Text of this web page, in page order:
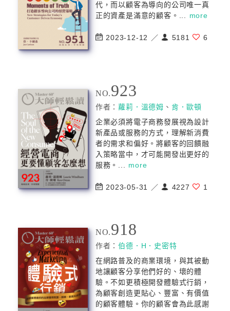
代，而以顧客為導向的公司唯一真
正的資產是滿意的顧客。... more
2023-12-12 ／ 5181 6
NO.923
作者：蘿莉．溫德姆 、 肯．歐頓
企業必須將電子商務發展視為設計
新產品或服務的方式，理解新消費
者的需求和偏好。將顧客的回饋融
入策略當中，才可能開發出更好的
服務。... more
2023-05-31 ／ 4227 1
NO.918
作者：伯德．H．史密特
在網路普及的商業環境，與其被動
地讓顧客分享他們好的、壞的體
驗。不如更積極開發體驗式行銷，
為顧客創造更貼心、豐富、有價值
的顧客體驗。你的顧客會為此感謝